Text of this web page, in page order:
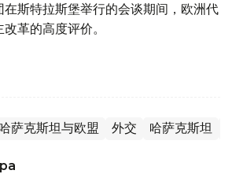
在斯特拉斯堡举行的会谈期间，欧洲代
革的高度评价。
哈萨克斯坦与欧盟 外交 哈萨克斯坦